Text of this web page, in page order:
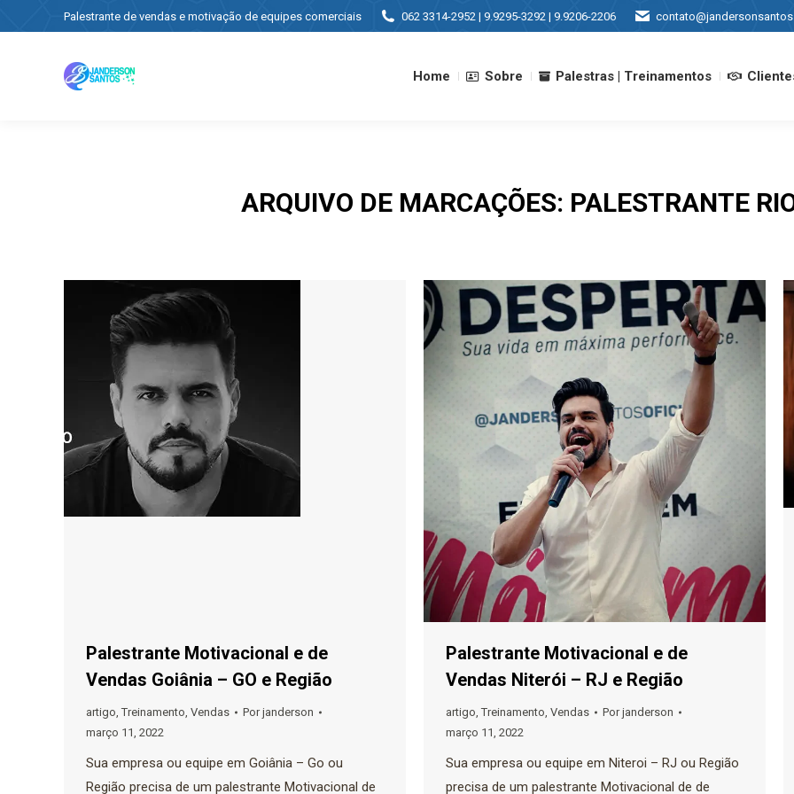
Palestrante de vendas e motivação de equipes comerciais 062 3314-2952 | 9.9295-3292 | 9.9206-2206
Home Sobre Palestras | Treinamentos
ARQUIVO DE MARCAÇÕES: PALESTRANTE
Palestrante Motivacional e de
Vendas Goiânia – GO e Região
artigo,Treinamento, Vendas Porjanderson
março 11, 2022
Sua empresa ou equipe em Goiânia – Go ou
Região precisa de um palestrante Motivacional de
Palestrante Motivacional e de
Vendas Niterói – RJ e Região
artigo,Treinamento, Vendas Porjanderson
março 11, 2022
Sua empresa ou equipe em Niteroi – RJ ou Região
precisa de um palestrante Motivacional de de
Palestras | Treinamentos